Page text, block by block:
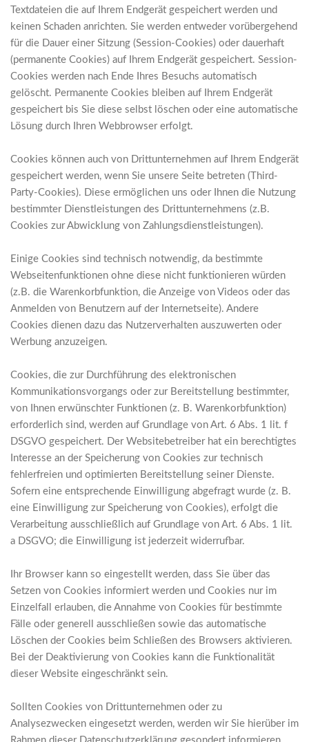
Textdateien die auf Ihrem Endgerät gespeichert werden und
keinen Schaden anrichten. Sie werden entweder vorübergehend
für die Dauer einer Sitzung (Session-Cookies) oder dauerhaft
(permanente Cookies) auf Ihrem Endgerät gespeichert. Session-
Cookies werden nach Ende Ihres Besuchs automatisch
gelöscht. Permanente Cookies bleiben auf Ihrem Endgerät
gespeichert bis Sie diese selbst löschen oder eine automatische
Lösung durch Ihren Webbrowser erfolgt.
Cookies können auch von Drittunternehmen auf Ihrem Endgerät
gespeichert werden, wenn Sie unsere Seite betreten (Third-
Party-Cookies). Diese ermöglichen uns oder Ihnen die Nutzung
bestimmter Dienstleistungen des Drittunternehmens (z.B.
Cookies zur Abwicklung von Zahlungsdienstleistungen).
Einige Cookies sind technisch notwendig, da bestimmte
Webseitenfunktionen ohne diese nicht funktionieren würden
(z.B. die Warenkorbfunktion, die Anzeige von Videos oder das
Anmelden von Benutzern auf der Internetseite). Andere
Cookies dienen dazu das Nutzerverhalten auszuwerten oder
Werbung anzuzeigen.
Cookies, die zur Durchführung des elektronischen
Kommunikationsvorgangs oder zur Bereitstellung bestimmter,
von Ihnen erwünschter Funktionen (z. B. Warenkorbfunktion)
erforderlich sind, werden auf Grundlage von Art. 6 Abs. 1 lit. f
DSGVO gespeichert. Der Websitebetreiber hat ein berechtigtes
Interesse an der Speicherung von Cookies zur technisch
fehlerfreien und optimierten Bereitstellung seiner Dienste.
Sofern eine entsprechende Einwilligung abgefragt wurde (z. B.
eine Einwilligung zur Speicherung von Cookies), erfolgt die
Verarbeitung ausschließlich auf Grundlage von Art. 6 Abs. 1 lit.
a DSGVO; die Einwilligung ist jederzeit widerrufbar.
Ihr Browser kann so eingestellt werden, dass Sie über das
Setzen von Cookies informiert werden und Cookies nur im
Einzelfall erlauben, die Annahme von Cookies für bestimmte
Fälle oder generell ausschließen sowie das automatische
Löschen der Cookies beim Schließen des Browsers aktivieren.
Bei der Deaktivierung von Cookies kann die Funktionalität
dieser Website eingeschränkt sein.
Sollten Cookies von Drittunternehmen oder zu
Analysezwecken eingesetzt werden, werden wir Sie hierüber im